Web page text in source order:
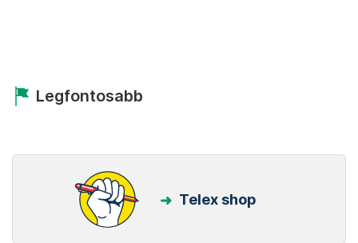
Legfontosabb
Telex shop